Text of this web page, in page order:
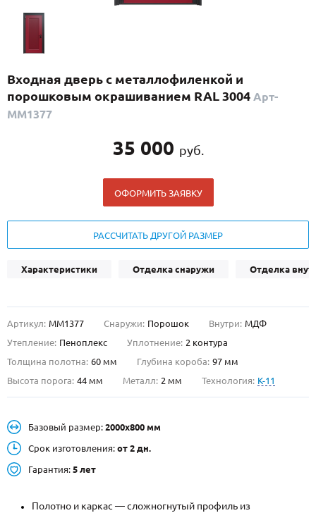
(29)
ПО НАЗНАЧЕНИЮ
ПО КОНСТРУКЦИИ
О НАС
КОНТАКТЫ
Москве и МО
НАЙТИ:
+7 (495) 411-44-41
Входная дверь с металлофиленкой и
порошковым окрашиванием RAL 3004 Арт-
ММ1377
35 000 руб.
ОФОРМИТЬ ЗАЯВКУ
РАССЧИТАТЬ ДРУГОЙ РАЗМЕР
Характеристики Отделка снаружи Отделка
Артикул: ММ1377 Снаружи: Порошок Внутри: МДФ
Утепление: Пеноплекс Уплотнение: 2 контура
Толщина полотна: 60 мм Глубина короба: 97 мм
Высота порога: 44 мм Металл: 2 мм Технология: K-11
Базовый размер: 2000х800 мм
Срок изготовления: от 2 дн.
Гарантия: 5 лет
Полотно и каркас — сложногнутый профиль из